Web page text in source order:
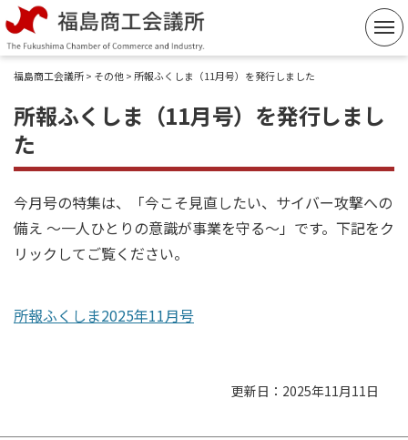
ン
テ
ス
福島商工会議所> その他> 所報ふくしま（11月号）を発行しました
所報ふくしま（11月号）を発行しまし
た
今月号の特集は、「今こそ見直したい、サイバー攻撃への
備え ～一人ひとりの意識が事業を守る～」です。下記をク
リックしてご覧ください。
所報ふくしま2025年11月号
更新日：2025年11月11日